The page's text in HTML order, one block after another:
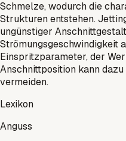
Schmelze, wodurch die
Strukturen entstehen.
ungünstiger
Strömungsgeschwindigkeit
Einspritzparameter, der
Anschnittposition kann
vermeiden.
Lexikon
Anguss